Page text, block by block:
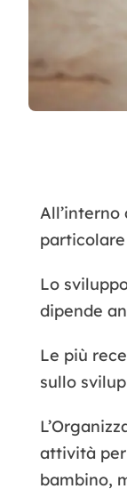
Lo
dipende
Le più
sullo
attività
bambino,